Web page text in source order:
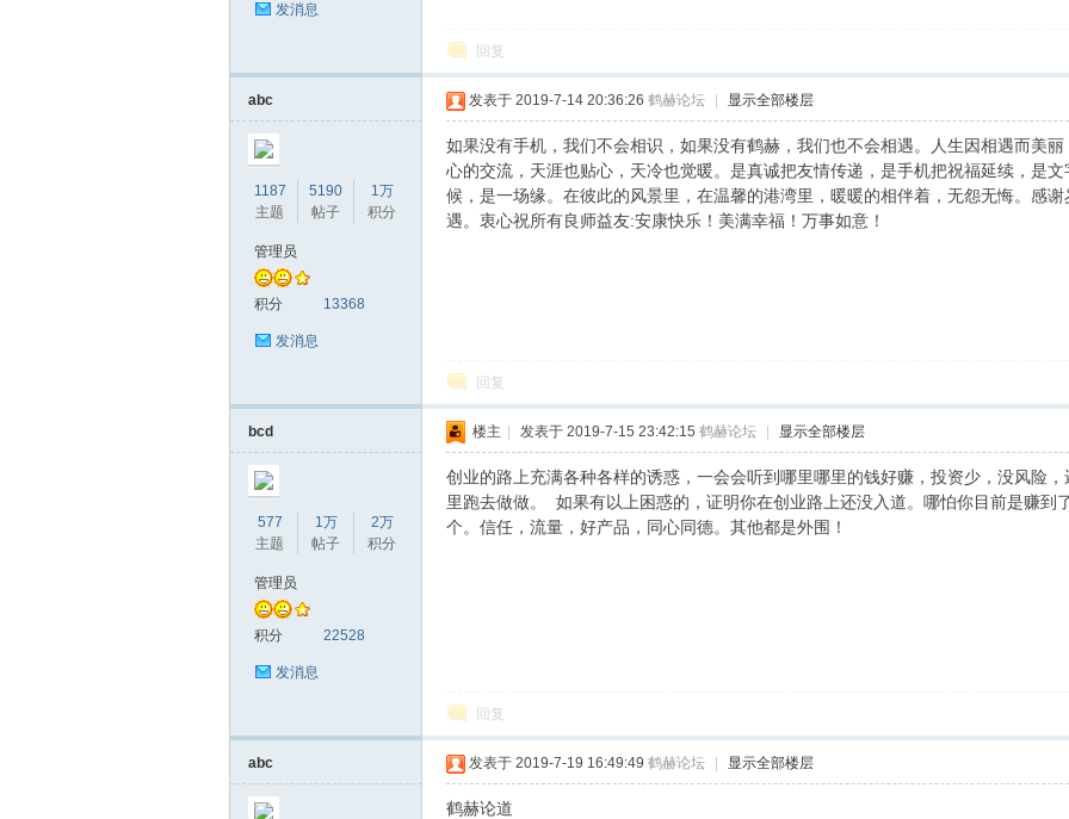
发消息
回复
abc
1187
主题
5190
帖子
1万
积分
管理员
积分 13368
发消息
发表于 2019-7-14 20:36:26 鹤赫论坛 显示全部楼层
如果没有手机，我们不会相识，如果没有鹤赫，我们也不会相遇。人生因相遇而美
心的交流，天涯也贴心，天冷也觉暖。是真诚把友情传递，是手机把祝福延续，是
候，是一场缘。在彼此的风景里，在温馨的港湾里，暖暖的相伴着，无怨无悔。感
遇。衷心祝所有良师益友:安康快乐！美满幸福！万事如意！
回复
bcd
577
主题
1万
帖子
2万
积分
管理员
积分 22528
发消息
楼主 发表于 2019-7-15 23:42:15 鹤赫论坛 显示全部楼层
创业的路上充满各种各样的诱惑，一会会听到哪里哪里的钱好赚，投资少，没风险
里跑去做做。 如果有以上困惑的，证明你在创业路上还没入道。哪怕你目前是赚到
个。信任，流量，好产品，同心同德。其他都是外围！
回复
abc 发表于 2019-7-19 16:49:49 鹤赫论坛 显示全部楼层
鹤赫论道